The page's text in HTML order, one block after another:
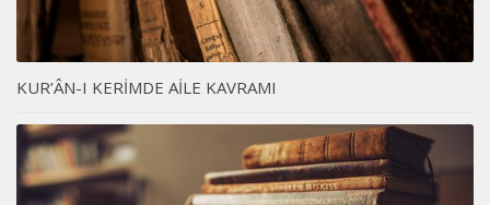
KUR’ÂN-I KERİMDE AİLE KAVRAMI